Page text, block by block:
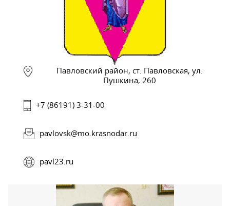
Павловский район, ст. Павловская, ул.
Пушкина, 260
+7 (86191) 3-31-00
pavlovsk@mo.krasnodar.ru
pavl23.ru